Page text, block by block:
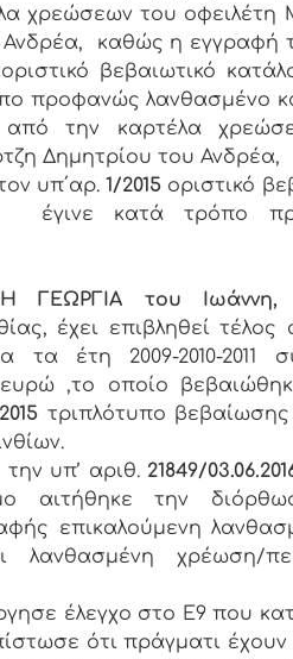
χρεώσεων του οφειλέτη
Ανδρέα, καθώς η εγγραφή
βεβαιωτικό
προφανώς λανθασμένο
την καρτέλα
Δημητρίου του
υπ΄αρ.1/2015 οριστικό
έγινε κατά τρόπο
ΓΕΩΡΓΙΑ του Ιωάννη,
έχει επιβληθεί τέλος
τα έτη 2009-2010-2011
,το οποίο
τριπλότυπο
υπ’ αριθ. 21849/
αιτήθηκε την
επικαλούμενη
λανθασμένη χρέωση/
έλεγχο στο Ε9 που
ότι πράγματι έχουν